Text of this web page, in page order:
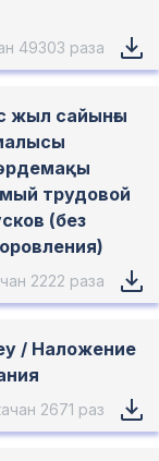
49303 раза
жыл сайынғы
трудовой
(без
2222 раза
/ Наложение
2671 раз